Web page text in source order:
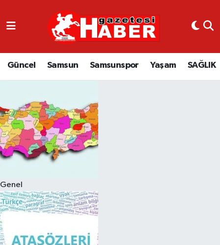
Güncel Samsun Samsunspor Yaşam SAĞLIK
Genel
GÜNCEL
SAMSUN
EKONOMİ
YAŞAM